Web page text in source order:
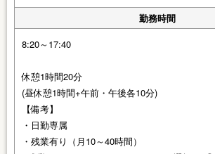
勤務時間
8:20～17:40
休憩1時間20分
(昼休憩1時間+午前・午後各10分)
【備考】
・日勤専属
・残業有り（月10～40時間）